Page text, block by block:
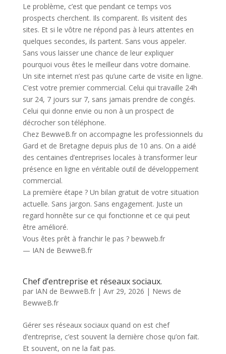
Le problème, c’est que pendant ce temps vos
prospects cherchent. Ils comparent. Ils visitent des
sites. Et si le vôtre ne répond pas à leurs attentes en
quelques secondes, ils partent. Sans vous appeler.
Sans vous laisser une chance de leur expliquer
pourquoi vous êtes le meilleur dans votre domaine.
Un site internet n’est pas qu’une carte de visite en ligne.
C’est votre premier commercial. Celui qui travaille 24h
sur 24, 7 jours sur 7, sans jamais prendre de congés.
Celui qui donne envie ou non à un prospect de
décrocher son téléphone.
Chez BewweB.fr on accompagne les professionnels du
Gard et de Bretagne depuis plus de 10 ans. On a aidé
des centaines d’entreprises locales à transformer leur
présence en ligne en véritable outil de développement
commercial.
La première étape ? Un bilan gratuit de votre situation
actuelle. Sans jargon. Sans engagement. Juste un
regard honnête sur ce qui fonctionne et ce qui peut
être amélioré.
Vous êtes prêt à franchir le pas ? bewweb.fr
— IAN de BewweB.fr
Chef d’entreprise et réseaux sociaux.
par IAN de BewweB.fr| Avr 29, 2026 | News de
BewweB.fr
Gérer ses réseaux sociaux quand on est chef
d’entreprise, c’est souvent la dernière chose qu’on fait.
Et souvent, on ne la fait pas.